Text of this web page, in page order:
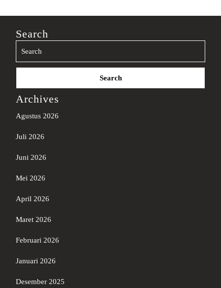
Search
Search
Archives
Agustus 2026
Juli 2026
Juni 2026
Mei 2026
April 2026
Maret 2026
Februari 2026
Januari 2026
Desember 2025